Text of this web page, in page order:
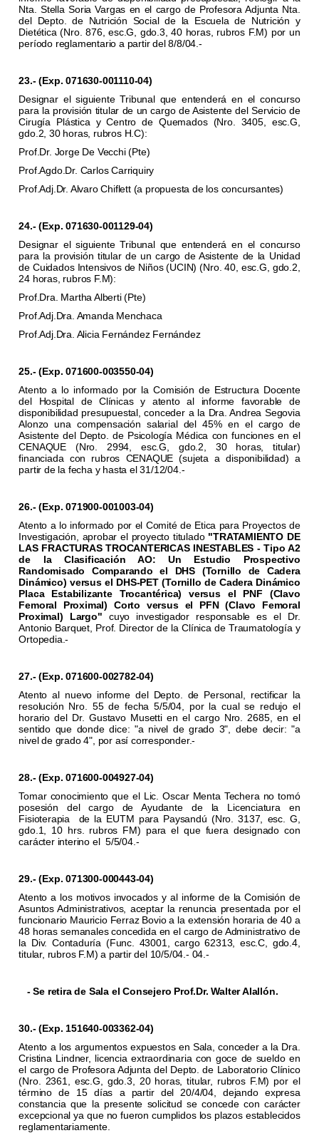
Nta. Stella Soria Vargas en el cargo de Profesora Adjunta Nta.
del Depto. de Nutrición Social de la Escuela de Nutrición y
Dietética (Nro. 876, esc.G, gdo.3, 40 horas, rubros F.M) por un
período reglamentario a partir del 8/8/04.-
23.- (Exp. 071630-001110-04)
Designar el siguiente Tribunal que entenderá en el concurso
para la provisión titular de un cargo de Asistente del Servicio de
Cirugía Plástica y Centro de Quemados (Nro. 3405, esc.G,
gdo.2, 30 horas, rubros H.C):
Prof.Dr. Jorge De Vecchi (Pte)
Prof.Agdo.Dr. Carlos Carriquiry
Prof.Adj.Dr. Alvaro Chiflett (a propuesta de los concursantes)
24.- (Exp. 071630-001129-04)
Designar el siguiente Tribunal que entenderá en el concurso
para la provisión titular de un cargo de Asistente de la Unidad
de Cuidados Intensivos de Niños (UCIN) (Nro. 40, esc.G, gdo.2,
24 horas, rubros F.M):
Prof.Dra. Martha Alberti (Pte)
Prof.Adj.Dra. Amanda Menchaca
Prof.Adj.Dra. Alicia Fernández Fernández
25.- (Exp. 071600-003550-04)
Atento a lo informado por la Comisión de Estructura Docente
del Hospital de Clínicas y atento al informe favorable de
disponibilidad presupuestal, conceder a la Dra. Andrea Segovia
Alonzo una compensación salarial del 45% en el cargo de
Asistente del Depto. de Psicología Médica con funciones en el
CENAQUE (Nro. 2994, esc.G, gdo.2, 30 horas, titular)
financiada con rubros CENAQUE (sujeta a disponibilidad) a
partir de la fecha y hasta el 31/12/04.-
26.- (Exp. 071900-001003-04)
Atento a lo informado por el Comité de Etica para Proyectos de
Investigación, aprobar el proyecto titulado "TRATAMIENTO DE
LAS FRACTURAS TROCANTERICAS INESTABLES - Tipo A2
de la Clasificación AO: Un Estudio Prospectivo
Randomisado Comparando el DHS (Tornillo de Cadera
Dinámico) versus el DHS-PET (Tornillo de Cadera Dinámico
Placa Estabilizante Trocantérica) versus el PNF (Clavo
Femoral Proximal) Corto versus el PFN (Clavo Femoral
Proximal) Largo" cuyo investigador responsable es el Dr.
Antonio Barquet, Prof. Director de la Clínica de Traumatología y
Ortopedia.-
27.- (Exp. 071600-002782-04)
Atento al nuevo informe del Depto. de Personal, rectificar la
resolución Nro. 55 de fecha 5/5/04, por la cual se redujo el
horario del Dr. Gustavo Musetti en el cargo Nro. 2685, en el
sentido que donde dice: "a nivel de grado 3", debe decir: "a
nivel de grado 4", por así corresponder.-
28.- (Exp. 071600-004927-04)
Tomar conocimiento que el Lic. Oscar Menta Techera no tomó
posesión del cargo de Ayudante de la Licenciatura en
Fisioterapia
de la EUTM para Paysandú (Nro. 3137, esc. G,
gdo.1, 10 hrs. rubros FM) para el que fuera designado con
carácter interino el 5/5/04.-
29.- (Exp. 071300-000443-04)
Atento a los motivos invocados y al informe de la Comisión de
Asuntos Administrativos, aceptar la renuncia presentada por el
funcionario Mauricio Ferraz Bovio a la extensión horaria de 40 a
48 horas semanales concedida en el cargo de Administrativo de
la Div. Contaduría (Func. 43001, cargo 62313, esc.C, gdo.4,
titular, rubros F.M) a partir del 10/5/04.- 04.-
- Se retira de Sala el Consejero Prof.Dr. Walter Alallón.
30.- (Exp. 151640-003362-04)
Atento a los argumentos expuestos en Sala, conceder a la Dra.
Cristina Lindner, licencia extraordinaria con goce de sueldo en
el cargo de Profesora Adjunta del Depto. de Laboratorio Clínico
(Nro. 2361, esc.G, gdo.3, 20 horas, titular, rubros F.M) por el
término de 15 días a partir del 20/4/04, dejando expresa
constancia que la presente solicitud se concede con carácter
excepcional ya que no fueron cumplidos los plazos establecidos
reglamentariamente.